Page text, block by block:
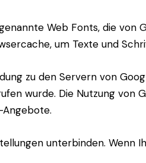
Web Fonts, die von
um Texte und
zu den Servern von
wurde. Die Nutzung von
unterbinden.